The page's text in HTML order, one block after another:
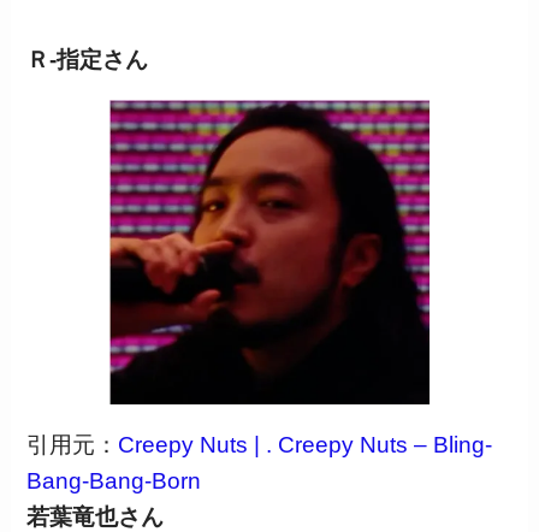
Ｒ-指定さん
引用元： Creepy Nuts | . Creepy Nuts – Bling-
Bang-Bang-Born
若葉竜也さん